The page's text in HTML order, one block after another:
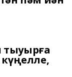
тыуырға